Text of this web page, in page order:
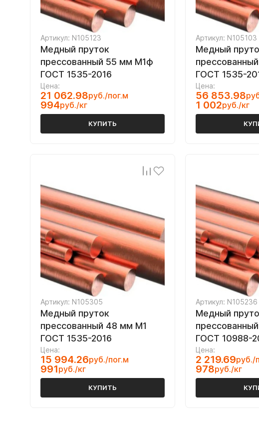
Артикул: N105123
Медный пруток
прессованный 55 мм М1ф
ГОСТ 1535-2016
Цена:
21 062.98руб./пог.м
994руб./кг
КУПИТЬ
Артикул: N105103
Медный
ГОСТ 1535-
Цена:
56 853.98
1 002руб./кг
Артикул: N105305
Медный пруток
прессованный 48 мм М1
ГОСТ 1535-2016
Цена:
15 994.26руб./пог.м
991руб./кг
КУПИТЬ
Артикул: N105236
Медный
ГОСТ 10988-
Цена:
2 219.69руб./
978руб./кг